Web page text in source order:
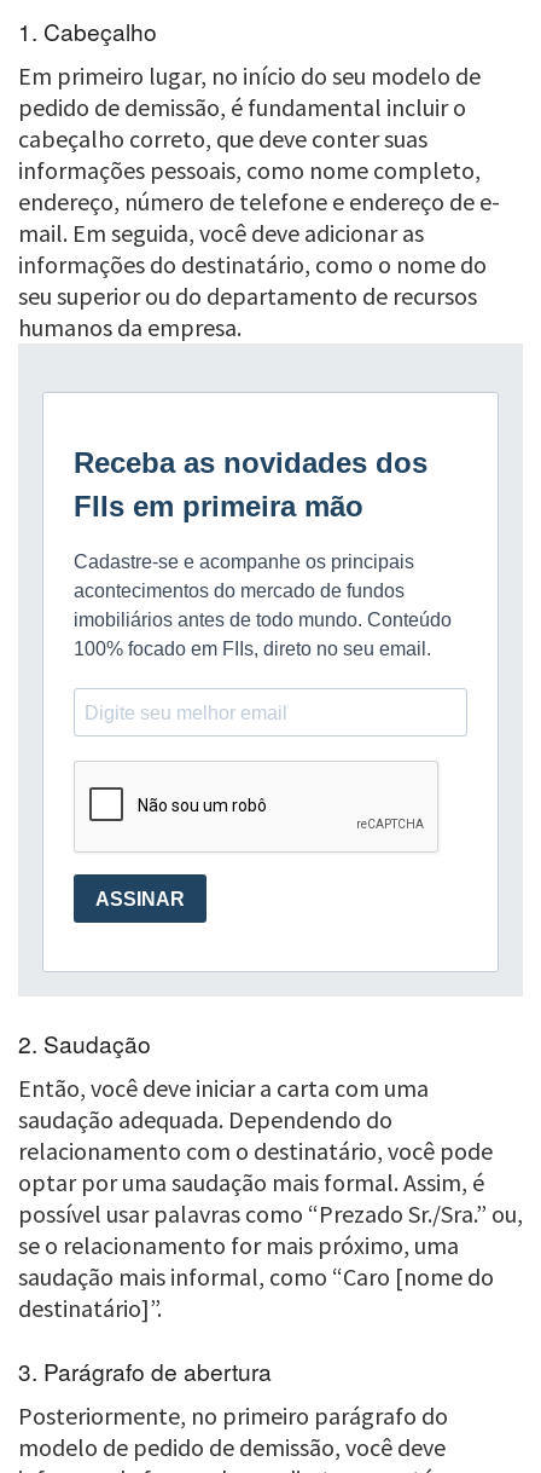
1. Cabeçalho
Em primeiro lugar, no início do seu modelo de
pedido de demissão, é fundamental incluir o
cabeçalho correto, que deve conter suas
informações pessoais, como nome completo,
endereço, número de telefone e endereço de e-
mail. Em seguida, você deve adicionar as
informações do destinatário, como o nome do
seu superior ou do departamento de recursos
humanos da empresa.
2. Saudação
Então, você deve iniciar a carta com uma
saudação adequada. Dependendo do
relacionamento com o destinatário, você pode
optar por uma saudação mais formal. Assim, é
possível usar palavras como “Prezado Sr./Sra.” ou,
se o relacionamento for mais próximo, uma
saudação mais informal, como “Caro [nome do
destinatário]”.
3. Parágrafo de abertura
Posteriormente, no primeiro parágrafo do
modelo de pedido de demissão, você deve